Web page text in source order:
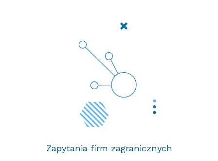
Zapytania firm zagranicznych